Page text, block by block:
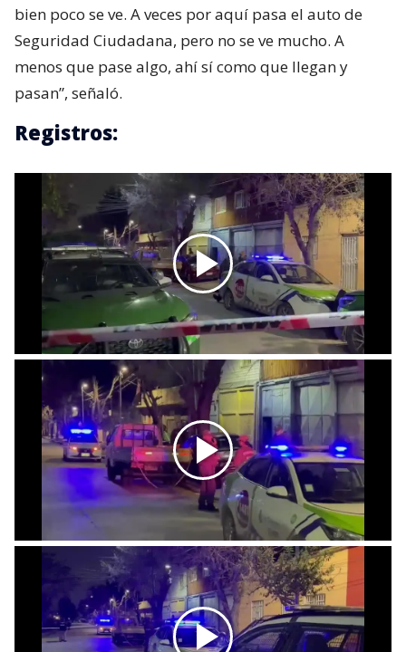
bien poco se ve. A veces por aquí pasa el auto de
Seguridad Ciudadana, pero no se ve mucho. A
menos que pase algo, ahí sí como que llegan y
pasan”, señaló.
Registros: